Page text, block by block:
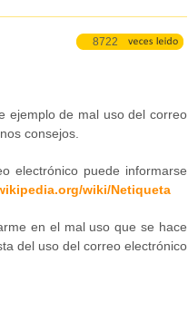
8722
ejemplo de mal uso del correo
consejos.
electrónico puede informarse
wiki/Netiqueta
en el mal uso que se hace
del uso del correo electrónico